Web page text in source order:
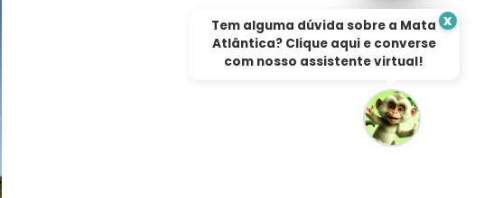
Tem alguma dúvida sobre a Mata
Atlântica? Clique aqui e converse
com nosso assistente virtual!
x